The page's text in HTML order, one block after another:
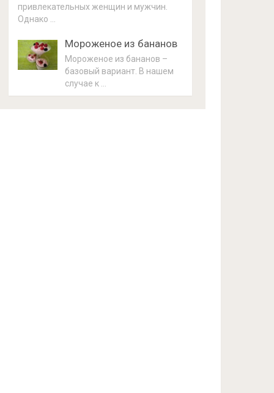
привлекательных женщин и мужчин.
Однако …
Мороженое из бананов
Мороженое из бананов –
базовый вариант. В нашем
случае к …